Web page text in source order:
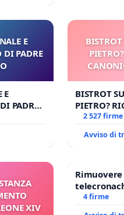
E
DI PADRE
E
PADRE
BISTROT
PIETRO?
CANONICA
2 527 firme
Avviso di
XIV
4 firme